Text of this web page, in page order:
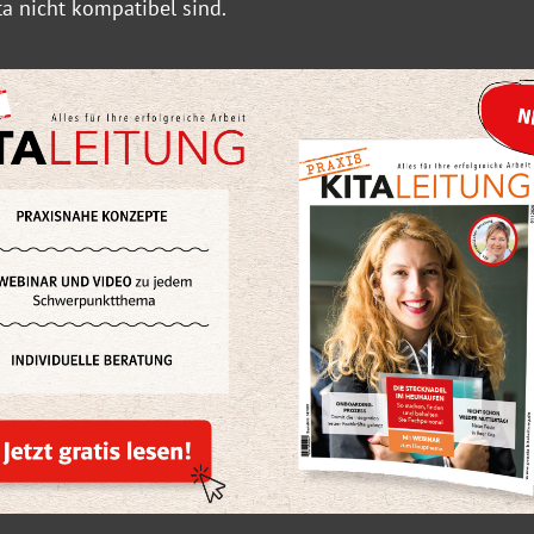
nicht kompatibel sind.